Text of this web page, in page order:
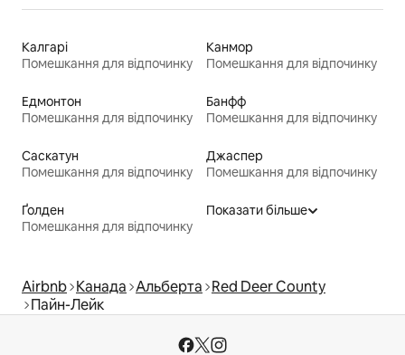
Калгарі
Помешкання для відпочинку
Канмор
Помешкання для відпочинку
Едмонтон
Помешкання для відпочинку
Банфф
Помешкання для відпочинку
Саскатун
Помешкання для відпочинку
Джаспер
Помешкання для відпочинку
Ґолден
Помешкання для відпочинку
Показати більше
Airbnb Канада Альберта Red Deer County
Пайн-Лейк